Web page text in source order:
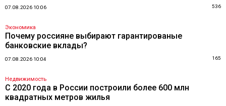
07.08.2026 10:06 536
Экономика
Почему россияне выбирают гарантированые
банковские вклады?
07.08.2026 10:04 165
Недвижимость
С 2020 года в России построили более 600 млн
квадратных метров жилья